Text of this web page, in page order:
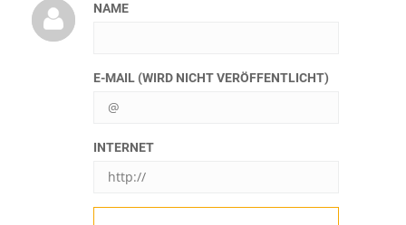
NAME
E-MAIL (WIRD NICHT VERÖFFENTLICHT)
INTERNET